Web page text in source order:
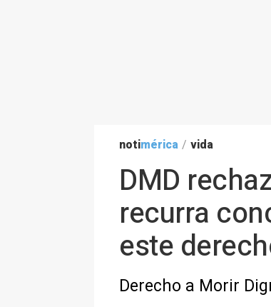
notimérica / vida
DMD
recurra
este
Derecho a Morir